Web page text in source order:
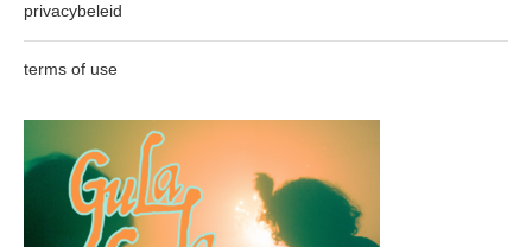
privacybeleid
terms of use